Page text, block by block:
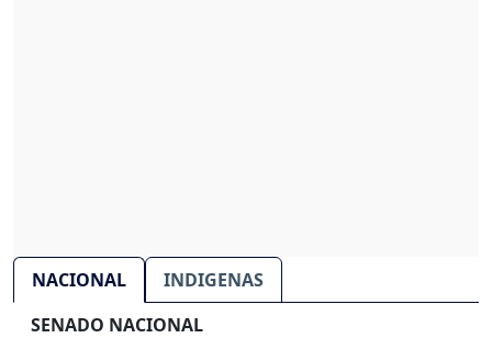
NACIONAL
INDIGENAS
SENADO NACIONAL